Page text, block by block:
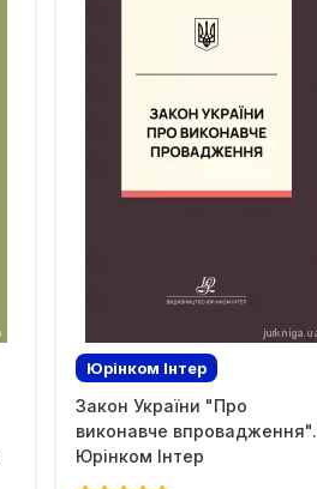
Юрінком Iнтер
Эксклюзив
Закон України "Про
виконавче впровадження".
Юрінком Інтер